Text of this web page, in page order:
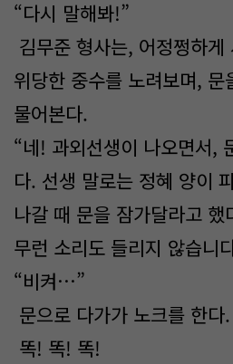
“다시 말해봐!”
김무준 형사는, 어정쩡하
위당한 중수를 노려보며, 문
물어본다.
“네! 과외선생이 나오면서,
다. 선생 말로는 정혜 양이
나갈 때 문을 잠가달라고
무런 소리도 들리지 않습니
“비켜…”
문으로 다가가 노크를 한다.
똑! 똑! 똑!